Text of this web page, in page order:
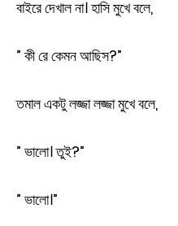
বাইরে দেখাল না। হাসি মুখে বলে,
” কী রে কেমন আছিস?”
তমাল একটু লজ্জা লজ্জা মুখে বলে,
” ভালো। তুই?”
” ভালো।”